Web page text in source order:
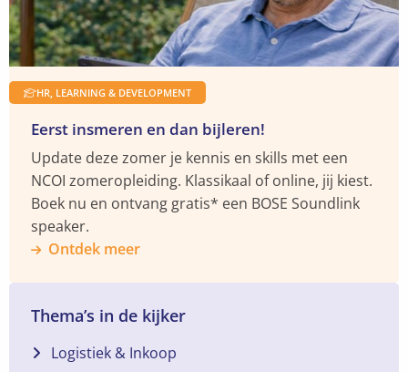
Eerst insmeren en dan bijleren!
HR, LEARNING & DEVELOPMENT
Update deze zomer je kennis en skills met een
NCOI zomeropleiding. Klassikaal of online, jij kiest.
Boek nu en ontvang gratis* een BOSE Soundlink
speaker.
Ontdek meer
Thema’s in de kijker
Logistiek & Inkoop